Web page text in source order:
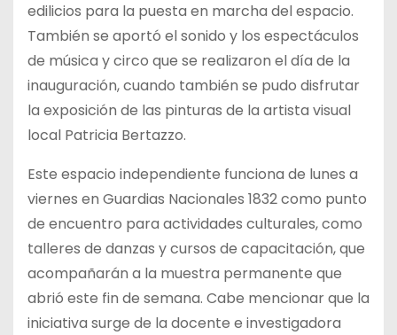
edilicios para la puesta en marcha del espacio.
También se aportó el sonido y los espectáculos
de música y circo que se realizaron el día de la
inauguración, cuando también se pudo disfrutar
la exposición de las pinturas de la artista visual
local Patricia Bertazzo.
Este espacio independiente funciona de lunes a
viernes en Guardias Nacionales 1832 como punto
de encuentro para actividades culturales, como
talleres de danzas y cursos de capacitación, que
acompañarán a la muestra permanente que
abrió este fin de semana. Cabe mencionar que la
iniciativa surge de la docente e investigadora